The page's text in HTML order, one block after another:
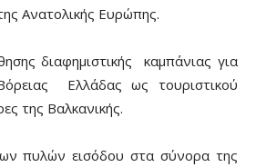
Ανατολικής Ευρώπης.
διαφημιστικής καμπάνιας για
Ελλάδας ως τουριστικού
της Βαλκανικής.
πυλών εισόδου στα σύνορα της